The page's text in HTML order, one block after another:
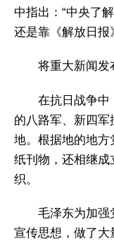
中指出：“中央了
还是靠《解放日报
将重大新闻发
在抗日战争中
的八路军、新四
地。根据地的地方
纸刊物，还相继成
织。
毛泽东为加强
宣传思想，做了大